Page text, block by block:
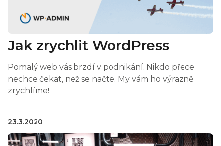
Jak zrychlit WordPress
Pomalý web vás brzdí v podnikání. Nikdo přece
nechce čekat, než se načte. My vám ho výrazně
zrychlíme!
23.3.2020